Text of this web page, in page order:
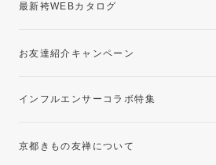
最新袴WEBカタログ
お友達紹介キャンペーン
インフルエンサーコラボ特集
京都きもの友禅について